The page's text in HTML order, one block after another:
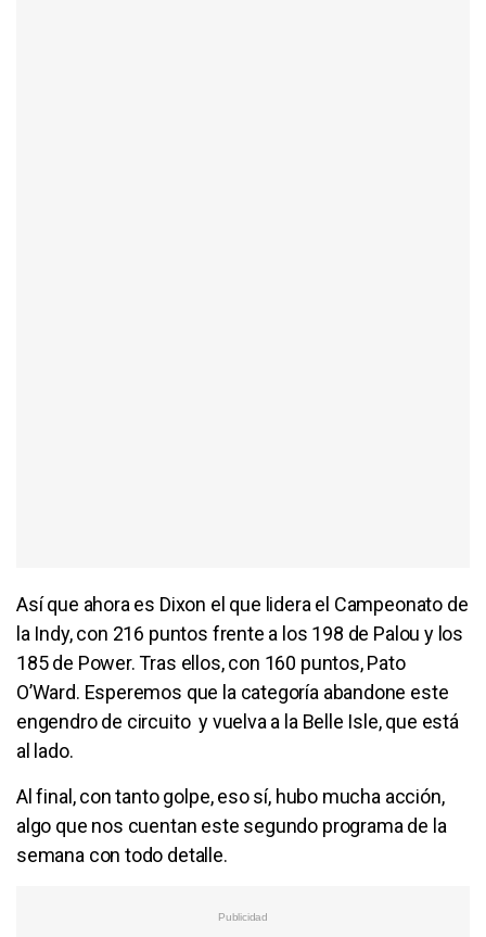
Así que ahora es Dixon el que lidera el Campeonato de
la Indy, con 216 puntos frente a los 198 de Palou y los
185 de Power. Tras ellos, con 160 puntos, Pato
O’Ward. Esperemos que la categoría abandone este
engendro de circuito y vuelva a la Belle Isle, que está
al lado.
Al final, con tanto golpe, eso sí, hubo mucha acción,
algo que nos cuentan este segundo programa de la
semana con todo detalle.